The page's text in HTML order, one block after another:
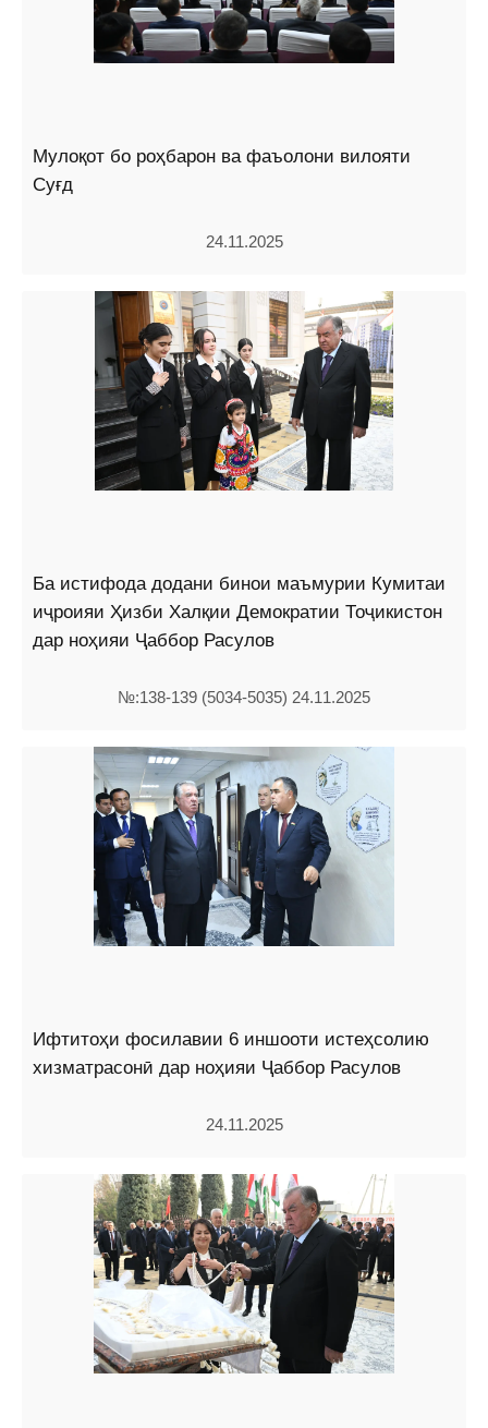
Мулоқот бо роҳбарон ва фаъолони вилояти
Суғд
24.11.2025
Ба истифода додани бинои маъмурии Кумитаи
иҷроияи Ҳизби Халқии Демократии Тоҷикистон
дар ноҳияи Ҷаббор Расулов
№:138-139 (5034-5035) 24.11.2025
Ифтитоҳи фосилавии 6 иншооти истеҳсолию
хизматрасонӣ дар ноҳияи Ҷаббор Расулов
24.11.2025